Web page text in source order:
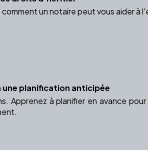
un notaire peut vous aider à
planification anticipée
Apprenez à planifier en avance